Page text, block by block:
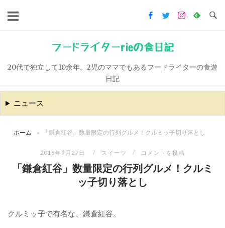
キ
ッ
フードライターrieの食日記
20代で独立して10余年。2児のママでもあるフードライターの食遊
日記
ニュース
ホーム » 「鎌倉紅谷」数量限定の行列グルメ！クルミッ子切り落とし
2016年9月27日 スイーツ コメントを投稿
「鎌倉紅谷」数量限定の行列グルメ！クルミ
ッ子切り落とし
クルミッ子で有名な、鎌倉紅谷。